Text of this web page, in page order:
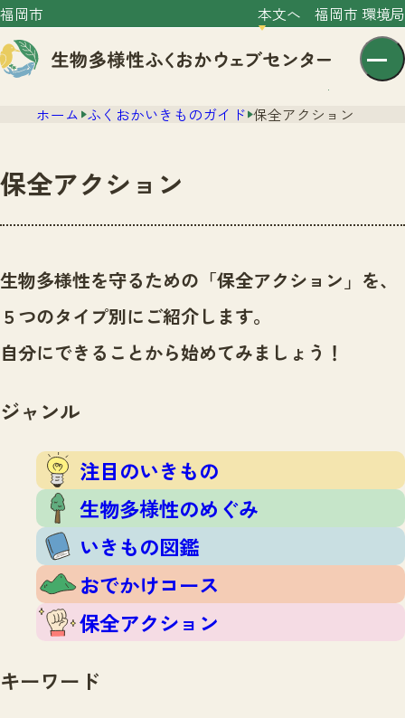
福岡市 本文へ 福岡市 環境局
センター紹介
センター紹介TOP
サイトポリシー
ニュース
ニュースTOP
市の取組み
いきものガイド
注目のいきもの
いきもの図鑑
おでかけコース
保全アクション
調査レポート
調査レポートTOP
調査結果
ふくおかいきものマップ
マッチング
マッチングTOP
掲載申し込みフォーム
お問合せ
ホーム ふくおかいきものガイド 保全アクション
保全アクション
生物多様性を守るための「保全アクション」を、
５つのタイプ別にご紹介します。
自分にできることから始めてみましょう！
ジャンル
注目のいきもの
生物多様性のめぐみ
いきもの図鑑
おでかけコース
保全アクション
キーワード